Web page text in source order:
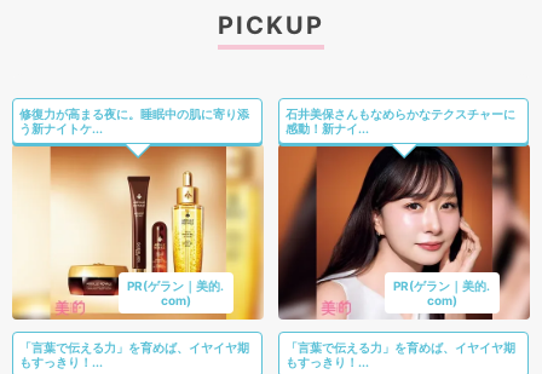
PICKUP
修復力が高まる夜に。睡眠中の肌に寄り添
う新ナイトケ...
PR(ゲラン｜美的.
com)
石井美保さんもなめらかなテクスチャーに
感動！新ナイ...
PR(ゲラン｜美的.
com)
「言葉で伝える力」を育めば、イヤイヤ期
もすっきり！...
「言葉で伝える力」を育めば、イヤイヤ期
もすっきり！...